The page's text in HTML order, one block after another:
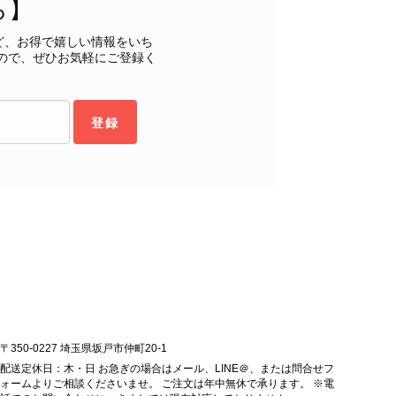
ご満足いただけたとのこと、安心いたしました。 「初め
ンテージならではの魅力をお気に召していただけたこと、
いただいたバッグに続き、今回のバッグも「一軍バッ
いいたします。 VintageShop solo
を購入させていただき、ありがとうございました。
お得で嬉しい情報をいち
、ぜひお気軽にご登録く
登録
〒350-0227 埼玉県坂戸市仲町20-1
配送定休日：木・日 お急ぎの場合はメール、LINE＠、または問合せフ
ォームよりご相談くださいませ。 ご注文は年中無休で承ります。 ※電